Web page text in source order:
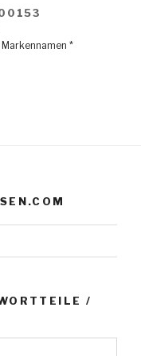
Markennamen *
/